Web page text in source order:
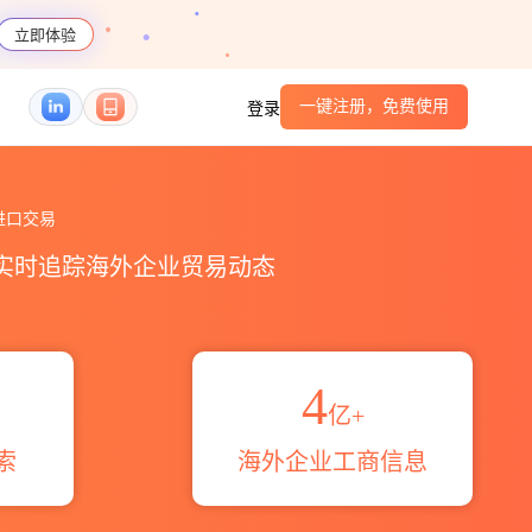
立即体验
登录 一键注册，免费使用
交易
时追踪海外企业贸易动态
4亿+
海外企业工商信息